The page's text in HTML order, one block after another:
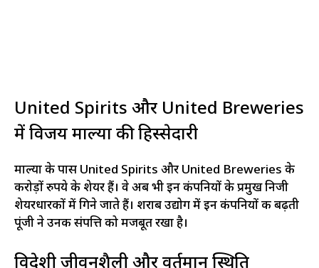
United Spirits और United Breweries
में विजय माल्या की हिस्सेदारी
माल्या के पास United Spirits और United Breweries के
करोड़ों रुपये के शेयर हैं। वे अब भी इन कंपनियों के प्रमुख निजी
शेयरधारकों में गिने जाते हैं। शराब उद्योग में इन कंपनियों की बढ़ती
पूंजी ने उनकी संपत्ति को मजबूत रखा है।